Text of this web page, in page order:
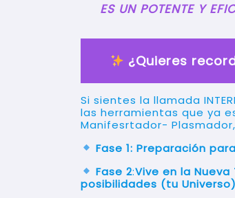
ES UN POTENTE Y
¿Quieres
Si sientes la llamada
las herramientas que ya
Manifesrtador-
Fase 1: Preparación
Fase 2:Vive en la
posibilidades (tu Universo)